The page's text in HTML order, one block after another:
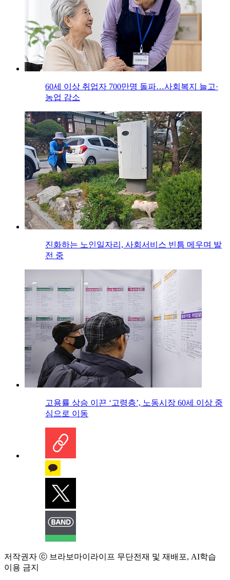
60세 이상 취업자 700만명 돌파…사회복지 늘고·
농업 감소
진화하는 노인일자리, 사회서비스 빈틈 메우며 발
전 중
고용률 상승 이끈 ‘고령층’, 노동시장 60세 이상 중
심으로 이동
저작권자 ⓒ 브라보마이라이프 무단전재 및 재배포, AI학습
이용 금지